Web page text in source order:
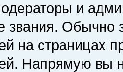
и
звания. Обычно
на страницах
Напрямую вы